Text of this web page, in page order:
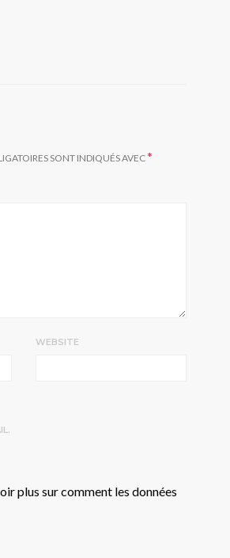
SONT INDIQUÉS AVEC*
WEBSITE
plus sur comment les données